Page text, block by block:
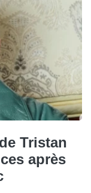
Tristan
après